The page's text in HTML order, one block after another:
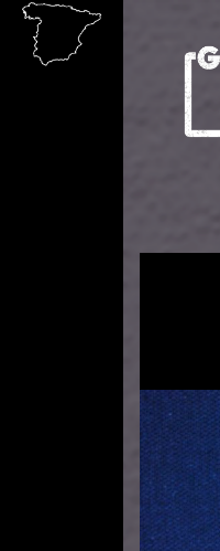
Aller au contenu principal